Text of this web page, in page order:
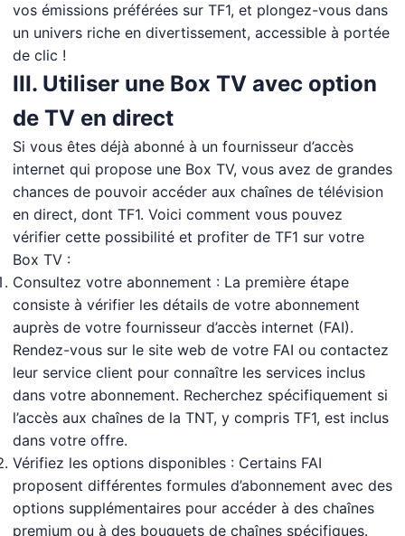
vos émissions préférées sur TF1, et plongez-vous dans
un univers riche en divertissement, accessible à portée
de clic !
III. Utiliser une Box TV avec option
de TV en direct
Si vous êtes déjà abonné à un fournisseur d’accès
internet qui propose une Box TV, vous avez de grandes
chances de pouvoir accéder aux chaînes de télévision
en direct, dont TF1. Voici comment vous pouvez
vérifier cette possibilité et profiter de TF1 sur votre
Box TV :
Consultez votre abonnement : La première étape
consiste à vérifier les détails de votre abonnement
auprès de votre fournisseur d’accès internet (FAI).
Rendez-vous sur le site web de votre FAI ou contactez
leur service client pour connaître les services inclus
dans votre abonnement. Recherchez spécifiquement si
l’accès aux chaînes de la TNT, y compris TF1, est inclus
dans votre offre.
Vérifiez les options disponibles : Certains FAI
proposent différentes formules d’abonnement avec des
options supplémentaires pour accéder à des chaînes
premium ou à des bouquets de chaînes spécifiques.